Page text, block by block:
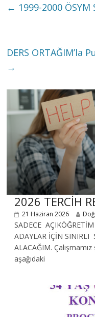
← 1999-2000 ÖSYM
DERS ORTAĞIM’la
→
2026 TERCİH
21 Haziran 2026
SADECE
ADAYLAR İÇİN SINIRLI
ALACAĞIM.
aşağıdaki